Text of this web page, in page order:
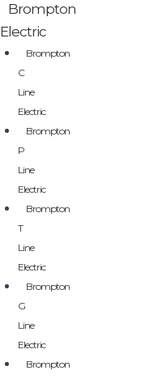
Brompton
Electric
Brompton
C
Line
Electric
Brompton
P
Line
Electric
Brompton
T
Line
Electric
Brompton
G
Line
Electric
Brompton